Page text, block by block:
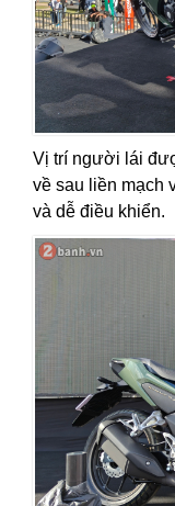
Vị trí người lái
về sau liền mạch
và dễ điều khiển.